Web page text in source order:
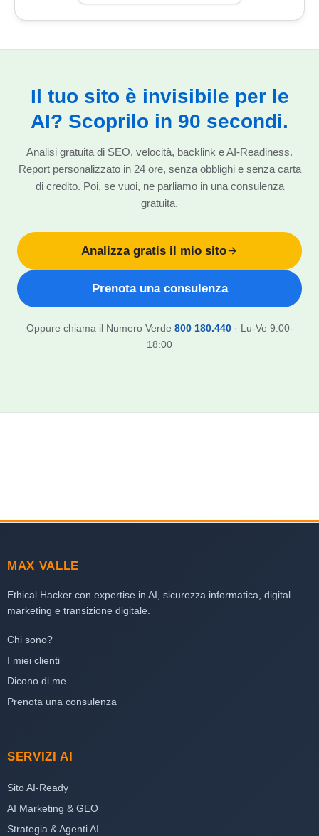
Il tuo sito è invisibile per le
AI? Scoprilo in 90 secondi.
Analisi gratuita di SEO, velocità, backlink e AI-Readiness.
Report personalizzato in 24 ore, senza obblighi e senza carta
di credito. Poi, se vuoi, ne parliamo in una consulenza
gratuita.
Analizza gratis il mio sito
Prenota una consulenza
Oppure chiama il Numero Verde 800 180.440· Lu-Ve 9:00-
18:00
MAX VALLE
Ethical Hacker con expertise in AI, sicurezza informatica, digital
marketing e transizione digitale.
Chi sono?
I miei clienti
Dicono di me
Prenota una consulenza
SERVIZI AI
Sito AI-Ready
AI Marketing & GEO
Strategia & Agenti AI